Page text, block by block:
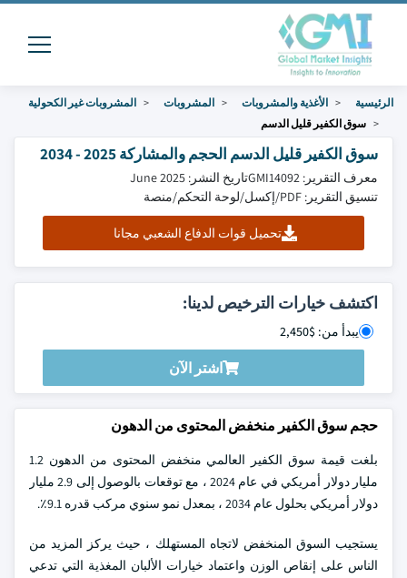
الرئيسية الأغذية والمشروبات المشروبات
المشروبات غير الكحولية
سوق الكفير قليل الدسم
سوق الكفير قليل الدسم الحجم والمشاركة 2025 - 2034
معرف التقرير: GMI14092
تاريخ النشر: June 2025
تنسيق التقرير: PDF/إكسل/لوحة التحكم/منصة
تحميل قوات الدفاع الشعبي مجانا
اكتشف خيارات الترخيص لدينا:
يبدأ من: $2,450
اشتر الآن
حجم سوق الكفير منخفض المحتوى من الدهون
بلغت قيمة سوق الكفير العالمي منخفض المحتوى من الدهون 1.2
مليار دولار أمريكي في عام 2024 ، مع توقعات بالوصول إلى 2.9 مليار
دولار أمريكي بحلول عام 2034 ، بمعدل نمو سنوي مركب قدره 9.1٪.
يستجيب السوق المنخفض لاتجاه المستهلك ، حيث يركز المزيد من
الناس على إنقاص الوزن واعتماد خيارات الألبان المغذية التي تدعي